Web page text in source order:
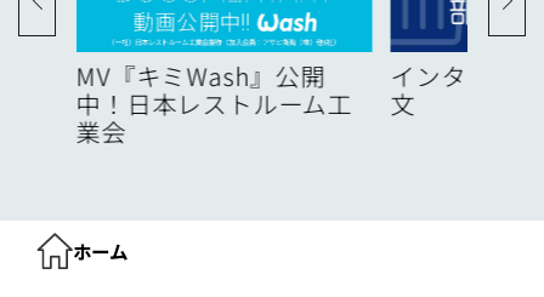
MV『キミWash』公開
中！日本レストルーム工
業会
インターネ
文
ホーム